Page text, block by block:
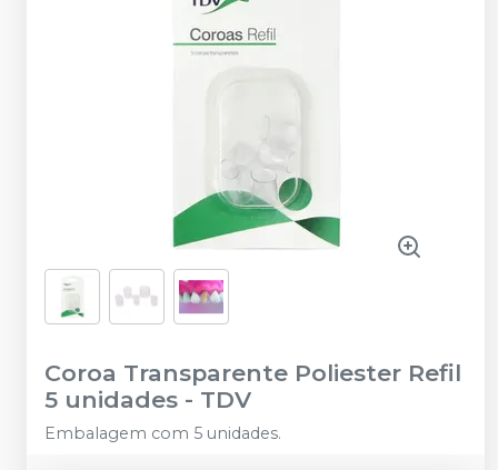
Coroa Transparente Poliester Refil
5 unidades - TDV
Embalagem com 5 unidades.